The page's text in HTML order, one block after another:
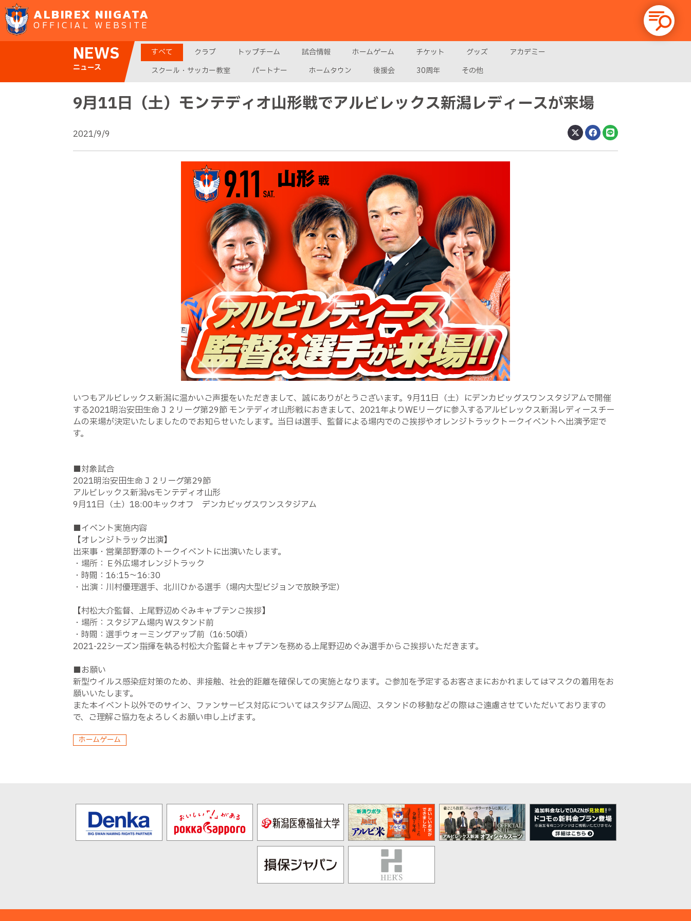
ALBIREX NIIGATA
OFFICIAL WEBSITE
NEWS
ニュース
すべて クラブ トップチーム 試合情報 ホームゲーム チケット グッズ
アカデミー
スクール・サッカー教室
パートナー ホームタウン 後援会 30周年 その他
9月11日（土）モンテディオ山形戦でアルビレックス新潟レディースが来場
2021/9/9
いつもアルビレックス新潟に温かいご声援をいただきまして、誠にありがとうございます。9月11日（土）にデンカビッグスワンスタジアムで開催
する2021明治安田生命Ｊ２リーグ第29節 モンテディオ山形戦におきまして、2021年よりWEリーグに参入するアルビレックス新潟レディースチー
ムの来場が決定いたしましたのでお知らせいたします。当日は選手、監督による場内でのご挨拶やオレンジトラックトークイベントへ出演予定で
す。
■対象試合
2021明治安田生命Ｊ２リーグ第29節
アルビレックス新潟vsモンテディオ山形
9月11日（土）18:00キックオフ デンカビッグスワンスタジアム
■イベント実施内容
【オレンジトラック出演】
出来事・営業部野澤のトークイベントに出演いたします。
・場所：Ｅ外広場オレンジトラック
・時間：16:15～16:30
・出演：川村優理選手、北川ひかる選手（場内大型ビジョンで放映予定）
【村松大介監督、上尾野辺めぐみキャプテンご挨拶】
・場所：スタジアム場内 Wスタンド前
・時間：選手ウォーミングアップ前（16:50頃）
2021-22シーズン指揮を執る村松大介監督とキャプテンを務める上尾野辺めぐみ選手からご挨拶いただきます。
■お願い
新型ウイルス感染症対策のため、非接触、社会的距離を確保しての実施となります。ご参加を予定するお客さまにおかれましてはマスクの着用をお
願いいたします。
また本イベント以外でのサイン、ファンサービス対応についてはスタジアム周辺、スタンドの移動などの際はご遠慮させていただいておりますの
で、ご理解ご協力をよろしくお願い申し上げます。
ホームゲーム